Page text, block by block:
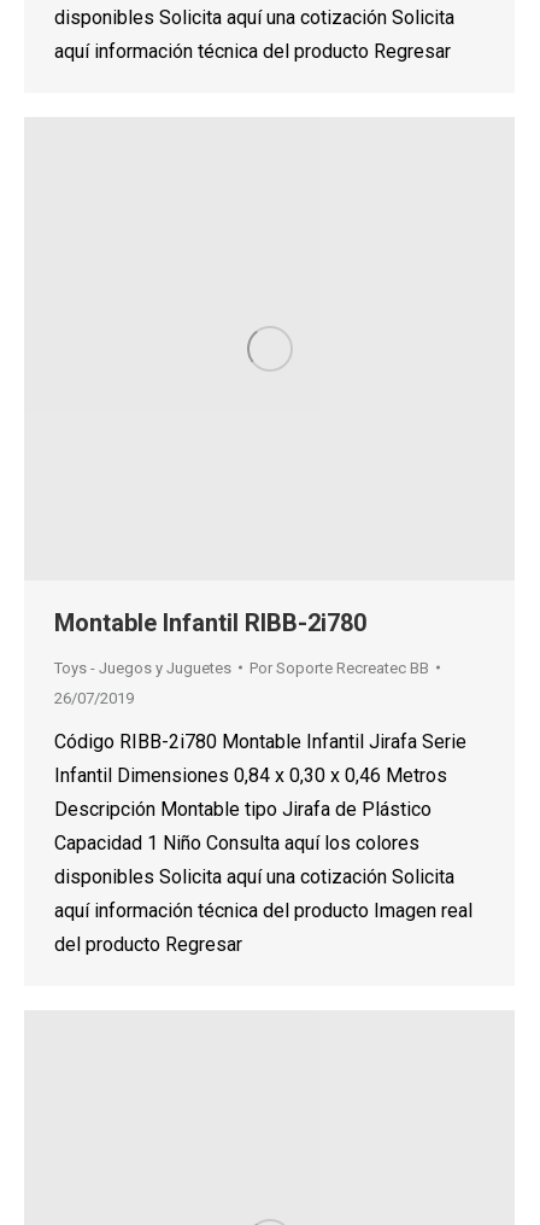
disponibles Solicita aquí una cotización Solicita
aquí información técnica del producto Regresar
Montable Infantil RIBB-2i780
Toys - Juegos y Juguetes Por Soporte Recreatec BB
26/07/2019
Código RIBB-2i780 Montable Infantil Jirafa Serie
Infantil Dimensiones 0,84 x 0,30 x 0,46 Metros
Descripción Montable tipo Jirafa de Plástico
Capacidad 1 Niño Consulta aquí los colores
disponibles Solicita aquí una cotización Solicita
aquí información técnica del producto Imagen real
del producto Regresar